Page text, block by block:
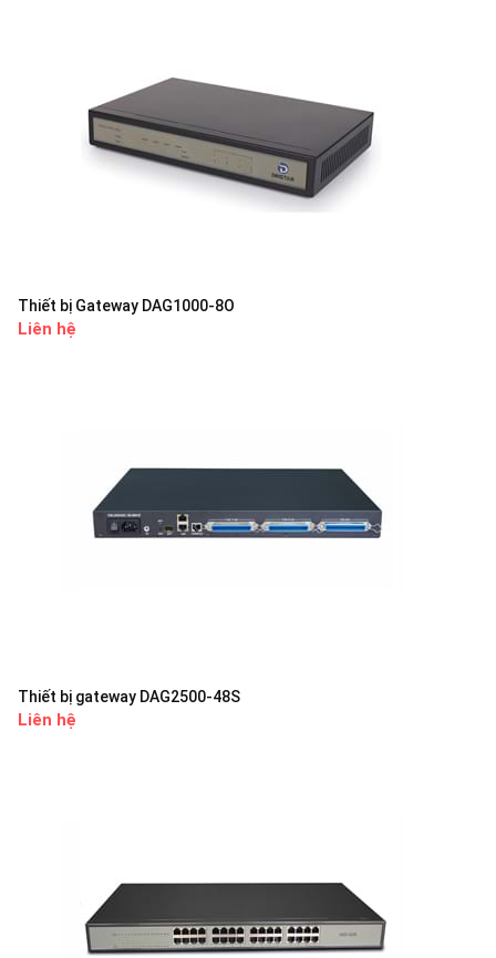
Thiết bị Gateway DAG1000-8O
Liên hệ
Thiết bị gateway DAG2500-48S
Liên hệ